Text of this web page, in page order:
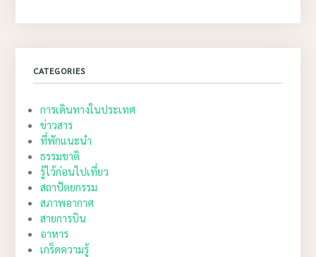
CATEGORIES
การเดินทางในประเทศ
ข่าวสาร
ที่พักแนะนำ
ธรรมชาติ
รู้ไว้ก่อนไปเที่ยว
สถาปัตยกรรม
สภาพอากาศ
สายการบิน
อาหาร
เกร็ดความรู้